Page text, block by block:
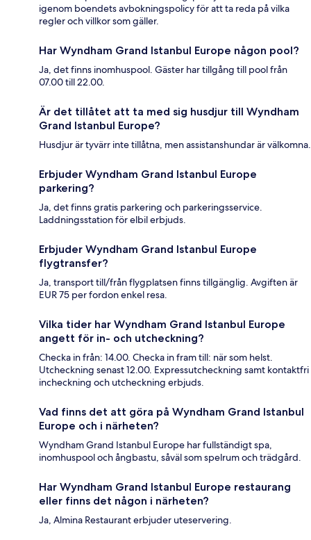
igenom boendets avbokningspolicy för att ta reda på vilka
regler och villkor som gäller.
Har Wyndham Grand Istanbul Europe någon pool?
Ja, det finns inomhuspool. Gäster har tillgång till pool från
07.00 till 22.00.
Är det tillåtet att ta med sig husdjur till Wyndham
Grand Istanbul Europe?
Husdjur är tyvärr inte tillåtna, men assistanshundar är välkomna.
Erbjuder Wyndham Grand Istanbul Europe
parkering?
Ja, det finns gratis parkering och parkeringsservice.
Laddningsstation för elbil erbjuds.
Erbjuder Wyndham Grand Istanbul Europe
flygtransfer?
Ja, transport till/från flygplatsen finns tillgänglig. Avgiften är
EUR 75 per fordon enkel resa.
Vilka tider har Wyndham Grand Istanbul Europe
angett för in- och utcheckning?
Checka in från: 14.00. Checka in fram till: när som helst.
Utcheckning senast 12.00. Expressutcheckning samt kontaktfri
incheckning och utcheckning erbjuds.
Vad finns det att göra på Wyndham Grand Istanbul
Europe och i närheten?
Wyndham Grand Istanbul Europe har fullständigt spa,
inomhuspool och ångbastu, såväl som spelrum och trädgård.
Har Wyndham Grand Istanbul Europe restaurang
eller finns det någon i närheten?
Ja, Almina Restaurant erbjuder uteservering.